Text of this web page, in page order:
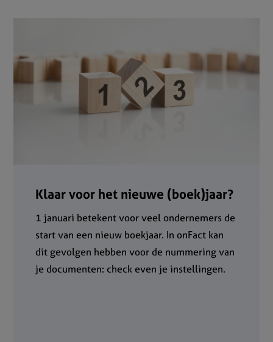
Klaar voor het nieuwe (boek)jaar?
1 januari betekent voor veel ondernemers de
start van een nieuw boekjaar. In onFact kan
dit gevolgen hebben voor de nummering van
je documenten: check even je instellingen.